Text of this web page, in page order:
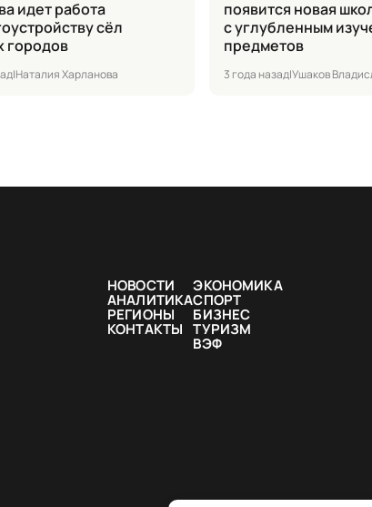
идет работа
сёл
городов
|Наталия Харланова
появится новая
с углубленным
предметов
3 года назад|Ушаков
НОВОСТИ
АНАЛИТИКА
РЕГИОНЫ
КОНТАКТЫ
ЭКОНОМИКА
СПОРТ
БИЗНЕС
ТУРИЗМ
ВЭФ